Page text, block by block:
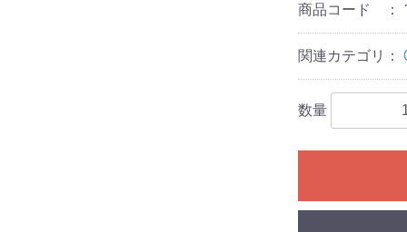
商品コード ：
関連カテゴリ：
数量